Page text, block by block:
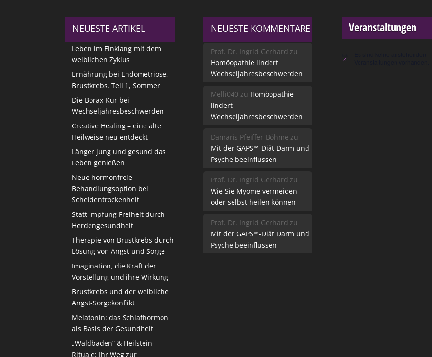
NEUESTE ARTIKEL
Leben im Einklang mit dem
weiblichen Zyklus
Ernährung bei Endometriose,
Brustkrebs, Teil 1, Sommer
Die Borax-Kur bei
Wechseljahresbeschwerden
Creative Healing – eine alte
Heilweise neu entdeckt
Länger jung und gesund das
Leben genießen
Neue hormonfreie
Behandlungsoption bei
Scheidentrockenheit
Statt Impfung Freiheit durch
Herdengesundheit
Therapie von Brustkrebs durch
Lösung von Angst und Sorge
Imagination, die Kraft der
Vorstellung und ihre Wirkung
Brustkrebs und der weibliche
Angst-Sorgekonflikt
Melatonin: das Schlafhormon
als Basis der Gesundheit
„Waldbaden“ & Heilstein-
Rituale: Ihr Weg zur
NEUESTE KOMMENTARE
Prof. Dr. Ingrid Gerhard zu
Homöopathie lindert
Wechseljahresbeschwerden
Melli040 zu Homöopathie
lindert
Wechseljahresbeschwerden
Damaris Pfeiffer-Böhme zu
Mit der GAPS™-Diät Darm und
Psyche beeinflussen
Prof. Dr. Ingrid Gerhard zu
Wie Sie Myome vermeiden
oder selbst heilen können
Prof. Dr. Ingrid Gerhard zu
Mit der GAPS™-Diät Darm und
Psyche beeinflussen
Veranstaltungen
Hinweis